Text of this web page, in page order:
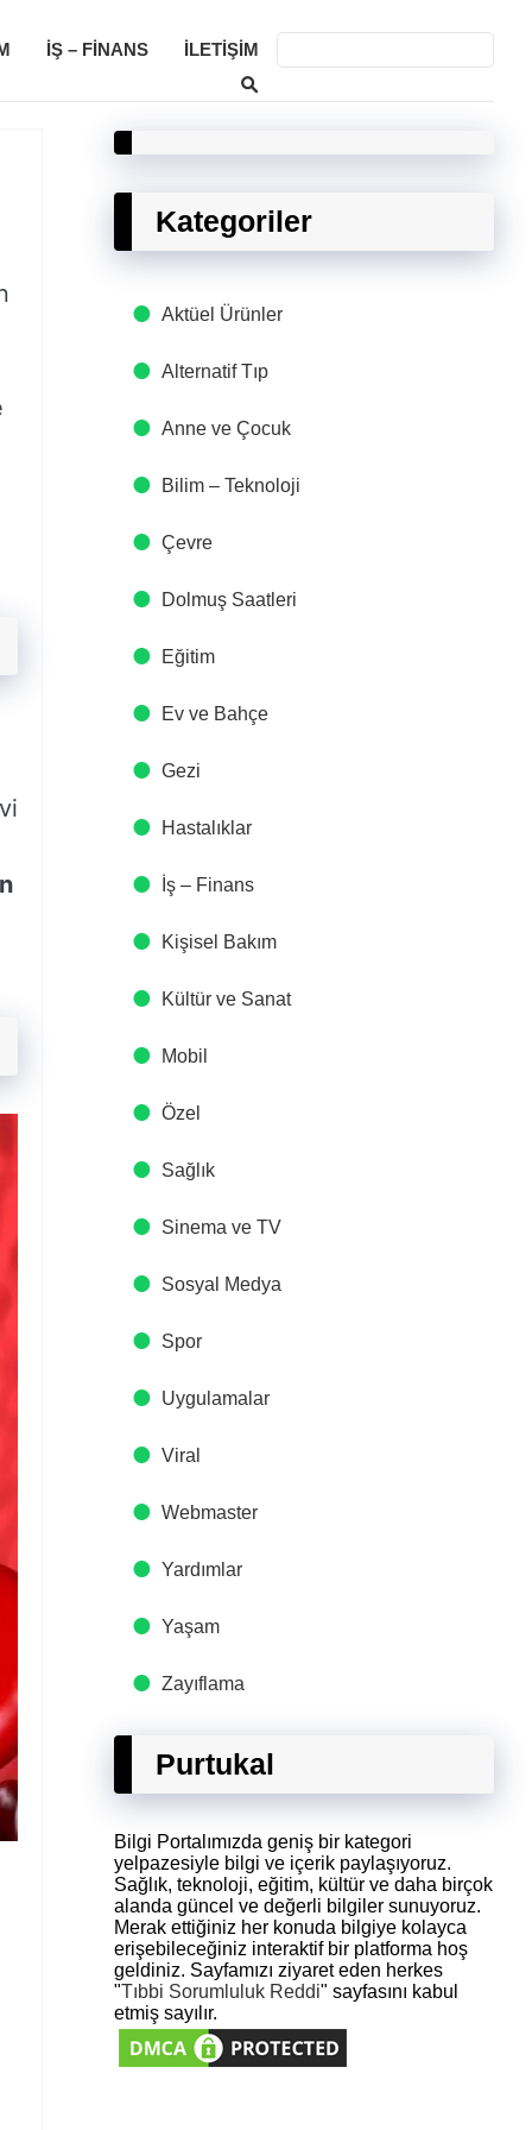
İŞ – FINANS İLETIŞIM
Kategoriler
Aktüel Ürünler
Alternatif Tıp
Anne ve Çocuk
Bilim – Teknoloji
Çevre
Dolmuş Saatleri
Eğitim
Ev ve Bahçe
Gezi
Hastalıklar
İş – Finans
Kişisel Bakım
Kültür ve Sanat
Mobil
Özel
Sağlık
Sinema ve TV
Sosyal Medya
Spor
Uygulamalar
Viral
Webmaster
Yardımlar
Yaşam
Zayıflama
Purtukal
Bilgi Portalımızda geniş bir kategori
yelpazesiyle bilgi ve içerik paylaşıyoruz.
Sağlık, teknoloji, eğitim, kültür ve daha birçok
alanda güncel ve değerli bilgiler sunuyoruz.
Merak ettiğiniz her konuda bilgiye kolayca
erişebileceğiniz interaktif bir platforma hoş
geldiniz. Sayfamızı ziyaret eden herkes
"Tıbbi Sorumluluk Reddi" sayfasını kabul
etmiş sayılır.